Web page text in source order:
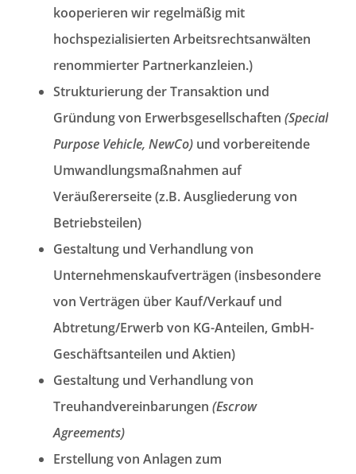
kooperieren wir regelmäßig mit
hochspezialisierten Arbeitsrechtsanwälten
renommierter Partnerkanzleien.)
Strukturierung der Transaktion und
Gründung von Erwerbsgesellschaften (Special
Purpose Vehicle, NewCo) und vorbereitende
Umwandlungsmaßnahmen auf
Veräußererseite (z.B. Ausgliederung von
Betriebsteilen)
Gestaltung und Verhandlung von
Unternehmenskaufverträgen (insbesondere
von Verträgen über Kauf/Verkauf und
Abtretung/Erwerb von KG-Anteilen, GmbH-
Geschäftsanteilen und Aktien)
Gestaltung und Verhandlung von
Treuhandvereinbarungen (Escrow
Agreements)
Erstellung von Anlagen zum